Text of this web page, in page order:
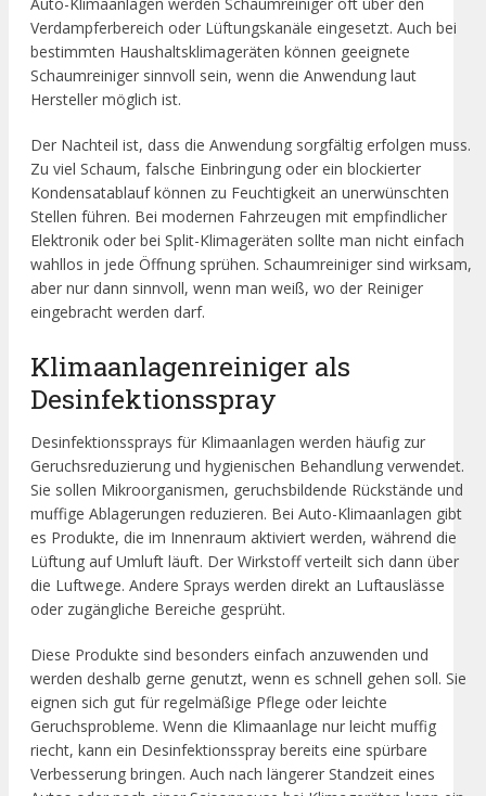
Verdampferbereich oder Lüftungskanäle eingesetzt. Auch bei
bestimmten Haushaltsklimageräten können geeignete
Schaumreiniger sinnvoll sein, wenn die Anwendung laut
Hersteller möglich ist.
Der Nachteil ist, dass die Anwendung sorgfältig erfolgen muss.
Zu viel Schaum, falsche Einbringung oder ein blockierter
Kondensatablauf können zu Feuchtigkeit an unerwünschten
Stellen führen. Bei modernen Fahrzeugen mit empfindlicher
Elektronik oder bei Split-Klimageräten sollte man nicht einfach
wahllos in jede Öffnung sprühen. Schaumreiniger sind wirksam,
aber nur dann sinnvoll, wenn man weiß, wo der Reiniger
eingebracht werden darf.
Klimaanlagenreiniger als
Desinfektionsspray
Desinfektionssprays für Klimaanlagen werden häufig zur
Geruchsreduzierung und hygienischen Behandlung verwendet.
Sie sollen Mikroorganismen, geruchsbildende Rückstände und
muffige Ablagerungen reduzieren. Bei Auto-Klimaanlagen gibt
es Produkte, die im Innenraum aktiviert werden, während die
Lüftung auf Umluft läuft. Der Wirkstoff verteilt sich dann über
die Luftwege. Andere Sprays werden direkt an Luftauslässe
oder zugängliche Bereiche gesprüht.
Diese Produkte sind besonders einfach anzuwenden und
werden deshalb gerne genutzt, wenn es schnell gehen soll. Sie
eignen sich gut für regelmäßige Pflege oder leichte
Geruchsprobleme. Wenn die Klimaanlage nur leicht muffig
riecht, kann ein Desinfektionsspray bereits eine spürbare
Verbesserung bringen. Auch nach längerer Standzeit eines